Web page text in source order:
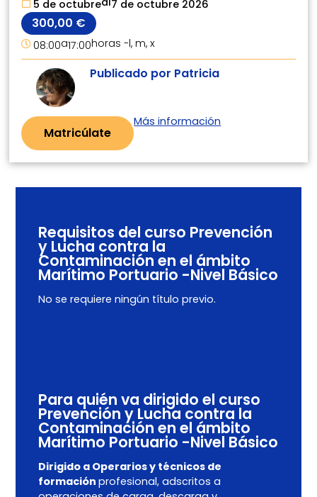
08:00a17:00horas -l, m, x
5 de octubre 7 de octubre 2026
300,00 €
Publicado por Patricia
Matricúlate
Más información
Requisitos del curso Prevención
y Lucha contra la
Contaminación en el ámbito
Marítimo Portuario -Nivel Básico
No se requiere ningún título previo.
Para quién va dirigido el curso
Prevención y Lucha contra la
Contaminación en el ámbito
Marítimo Portuario -Nivel Básico
Dirigido a Operarios y técnicos de
formación profesional, adscritos a